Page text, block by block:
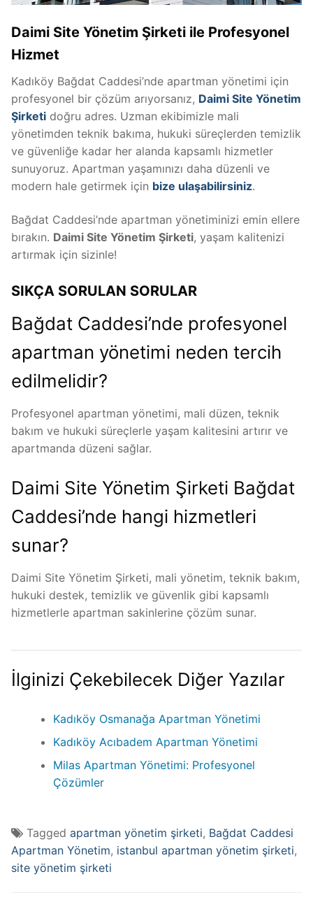
Daimi Site Yönetim Şirketi ile Profesyonel
Hizmet
Kadıköy Bağdat Caddesi’nde apartman yönetimi için
profesyonel bir çözüm arıyorsanız, Daimi Site Yönetim
Şirketi doğru adres. Uzman ekibimizle mali
yönetimden teknik bakıma, hukuki süreçlerden temizlik
ve güvenliğe kadar her alanda kapsamlı hizmetler
sunuyoruz. Apartman yaşamınızı daha düzenli ve
modern hale getirmek için bize ulaşabilirsiniz.
Bağdat Caddesi’nde apartman yönetiminizi emin ellere
bırakın. Daimi Site Yönetim Şirketi, yaşam kalitenizi
artırmak için sizinle!
SIKÇA SORULAN SORULAR
Bağdat Caddesi’nde profesyonel
apartman yönetimi neden tercih
edilmelidir?
Profesyonel apartman yönetimi, mali düzen, teknik
bakım ve hukuki süreçlerle yaşam kalitesini artırır ve
apartmanda düzeni sağlar.
Daimi Site Yönetim Şirketi Bağdat
Caddesi’nde hangi hizmetleri
sunar?
Daimi Site Yönetim Şirketi, mali yönetim, teknik bakım,
hukuki destek, temizlik ve güvenlik gibi kapsamlı
hizmetlerle apartman sakinlerine çözüm sunar.
İlginizi Çekebilecek Diğer Yazılar
Kadıköy Osmanağa Apartman Yönetimi
Kadıköy Acıbadem Apartman Yönetimi
Milas Apartman Yönetimi: Profesyonel
Çözümler
Tagged apartman yönetim şirketi, Bağdat Caddesi
Apartman Yönetim, istanbul apartman yönetim şirketi,
site yönetim şirketi